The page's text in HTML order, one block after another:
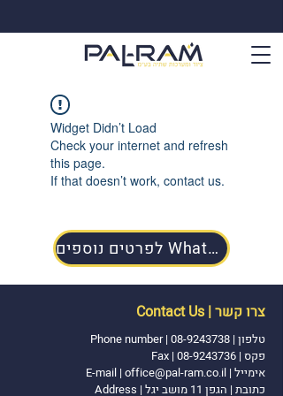
Widget Didn’t Load
Check your internet and refresh
this page.
If that doesn’t work, contact us.
לפרטים נוספים WhatsApp
צרו קשר | Contact Us
טלפון | 08-9243738
|
Phone number
פקס | 08-9243736 | Fax
אימייל |
E-mail | office@pal-ram.co.il
כתובת | הגפן 11 מושב יגל | Address